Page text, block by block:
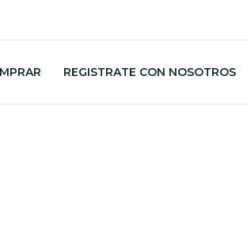
REGISTRATE CON NOSOTROS